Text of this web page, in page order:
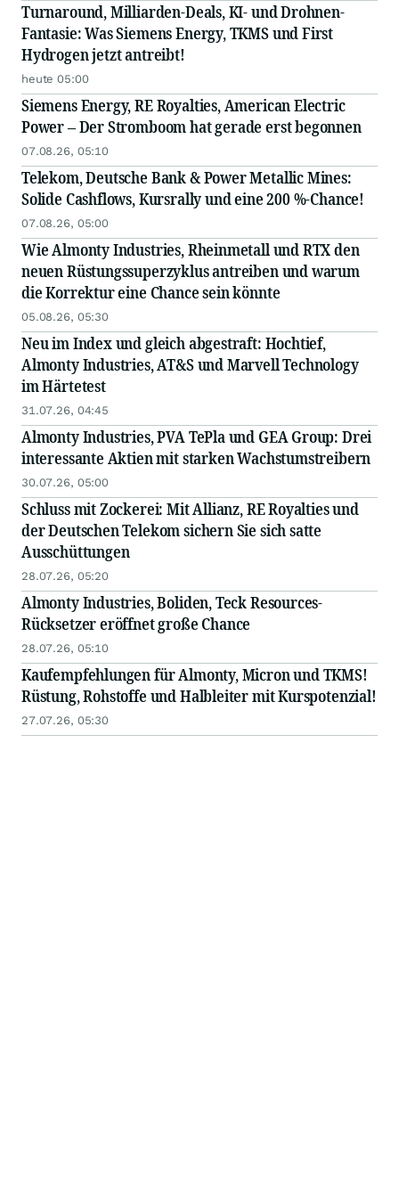
Turnaround, Milliarden-Deals, KI- und Drohnen-
Fantasie: Was Siemens Energy, TKMS und First
Hydrogen jetzt antreibt!
heute 05:00
Siemens Energy, RE Royalties, American Electric
Power – Der Stromboom hat gerade erst begonnen
07.08.26, 05:10
Telekom, Deutsche Bank & Power Metallic Mines:
Solide Cashflows, Kursrally und eine 200 %-Chance!
07.08.26, 05:00
Wie Almonty Industries, Rheinmetall und RTX den
neuen Rüstungssuperzyklus antreiben und warum
die Korrektur eine Chance sein könnte
05.08.26, 05:30
Neu im Index und gleich abgestraft: Hochtief,
Almonty Industries, AT&S und Marvell Technology
im Härtetest
31.07.26, 04:45
Almonty Industries, PVA TePla und GEA Group: Drei
interessante Aktien mit starken Wachstumstreibern
30.07.26, 05:00
Schluss mit Zockerei: Mit Allianz, RE Royalties und
der Deutschen Telekom sichern Sie sich satte
Ausschüttungen
28.07.26, 05:20
Almonty Industries, Boliden, Teck Resources-
Rücksetzer eröffnet große Chance
28.07.26, 05:10
Kaufempfehlungen für Almonty, Micron und TKMS!
Rüstung, Rohstoffe und Halbleiter mit Kurspotenzial!
27.07.26, 05:30